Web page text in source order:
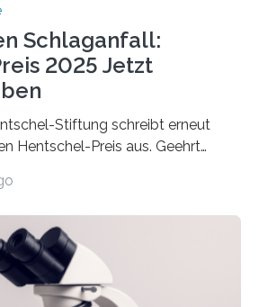
Schlaganfall:
2025 Jetzt
Stiftung schreibt erneut
Hentschel-Preis aus. Geehrt
Publikation zum Thema
in Würzburg fördert die
um die Behandlung der
Dazu schreibt sie auch in
deutschlandweit den Hentschel-